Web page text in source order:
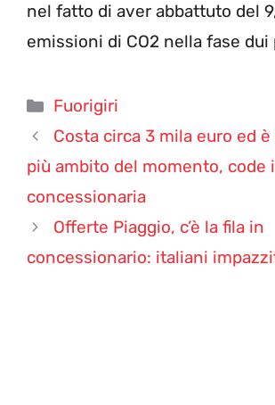
nel fatto di aver abbattuto del
emissioni di CO2 nella fase dui
Categorie
Fuorigiri
Costa circa 3 mila euro ed
più ambito del momento, code
concessionaria
Offerte Piaggio, c’è la fila in
concessionario: italiani